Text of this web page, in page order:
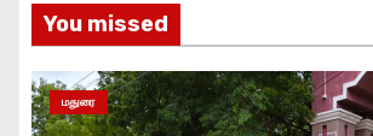
You missed
மதுரை